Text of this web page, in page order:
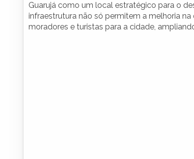
Guarujá como um local estratégico para o
infraestrutura não só permitem a melhoria
moradores e turistas para a cidade,